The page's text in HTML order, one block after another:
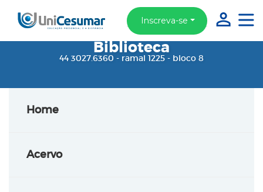
Inscreva-se
Biblioteca
44 3027.6360 - ramal 1225 - bloco 8
Home
Acervo